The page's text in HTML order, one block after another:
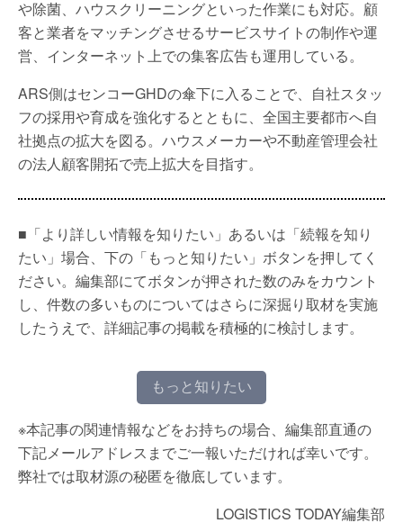
や除菌、ハウスクリーニングといった作業にも対応。顧
客と業者をマッチングさせるサービスサイトの制作や運
営、インターネット上での集客広告も運用している。
ARS側はセンコーGHDの傘下に入ることで、自社スタッ
フの採用や育成を強化するとともに、全国主要都市へ自
社拠点の拡大を図る。ハウスメーカーや不動産管理会社
の法人顧客開拓で売上拡大を目指す。
■「より詳しい情報を知りたい」あるいは「続報を知り
たい」場合、下の「もっと知りたい」ボタンを押してく
ださい。編集部にてボタンが押された数のみをカウント
し、件数の多いものについてはさらに深掘り取材を実施
したうえで、詳細記事の掲載を積極的に検討します。
もっと知りたい
※本記事の関連情報などをお持ちの場合、編集部直通の
下記メールアドレスまでご一報いただければ幸いです。
弊社では取材源の秘匿を徹底しています。
LOGISTICS TODAY編集部